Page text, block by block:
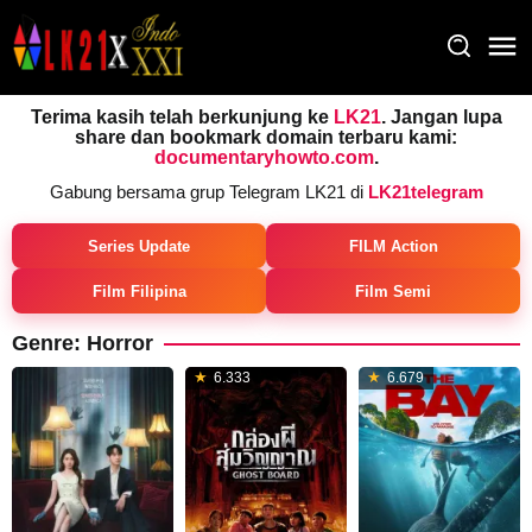
ke
konten
Terima kasih telah berkunjung ke LK21. Jangan lupa
share dan bookmark domain terbaru kami:
documentaryhowto.com.
Gabung bersama grup Telegram LK21 di LK21telegram
Series Update FILM Action
Film Filipina Film Semi
Genre: Horror
6.333 6.679